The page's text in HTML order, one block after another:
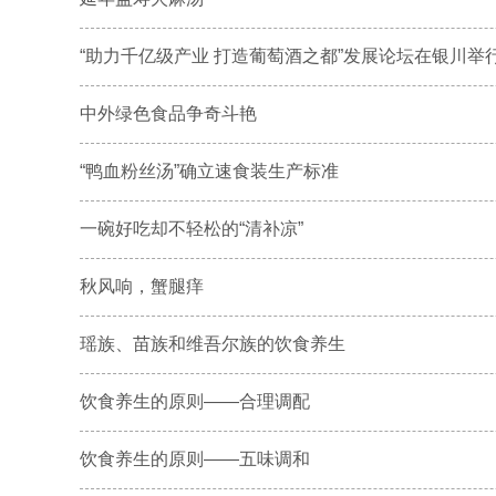
“助力千亿级产业 打造葡萄酒之都”发展论坛在银川举
中外绿色食品争奇斗艳
“鸭血粉丝汤”确立速食装生产标准
一碗好吃却不轻松的“清补凉”
秋风响，蟹腿痒
瑶族、苗族和维吾尔族的饮食养生
饮食养生的原则——合理调配
饮食养生的原则——五味调和